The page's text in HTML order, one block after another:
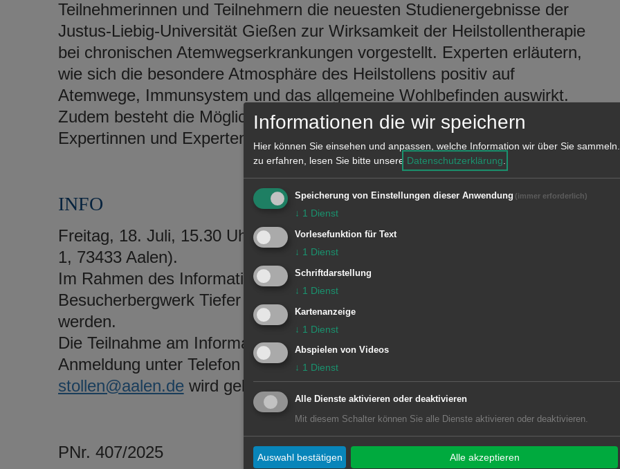
Teilnehmerinnen und Teilnehmern die neuesten Studienergebnisse der
Justus-Liebig-Universität Gießen zur Wirksamkeit der Heilstollentherapie
bei chronischen Atemwegserkrankungen vorgestellt. Experten erläutern,
wie sich die besondere Atmosphäre des Heilstollens positiv auf
Atemwege, Immunsystem und das allgemeine Wohlbefinden auswirkt.
Zudem besteht die Möglichkeit zum persönlichen Austausch mit
Expertinnen und Experten und der Heilstollen kann besichtigt werden.
INFO
Freitag, 18. Juli, 15.30 Uhr, Besucherbergwerk Tiefer Stollen (Erzhäusle
1, 73433 Aalen).
Im Rahmen des Informationsnachmittags finden Einfahrten in das
Besucherbergwerk Tiefer Stollen statt und der Heilstollen kann besichtigt
werden.
Die Teilnahme am Informationsnachmittag ist kostenfrei. Um vorherige
Anmeldung unter Telefon 07361 970 280 oder per E-Mail unter
stollen@aalen.dewird gebeten.
PNr. 407/2025
Informationen die wir speichern
Hier können Sie einsehen und anpassen, welche Information wir über Sie sammeln.
zu erfahren, lesen Sie bitte unsere Datenschutzerklärung.
Speicherung von Einstellungen dieser Anwendung (immer erforderlich)
↓ 1 Dienst
Vorlesefunktion für Text
↓ 1 Dienst
Schriftdarstellung
↓ 1 Dienst
Kartenanzeige
↓ 1 Dienst
Abspielen von Videos
↓ 1 Dienst
Alle Dienste aktivieren oder deaktivieren
Mit diesem Schalter können Sie alle Dienste aktivieren oder deaktivieren.
Auswahl bestätigen Alle akzeptieren